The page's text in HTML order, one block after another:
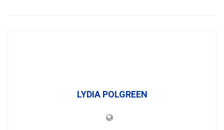
LYDIA POLGREEN